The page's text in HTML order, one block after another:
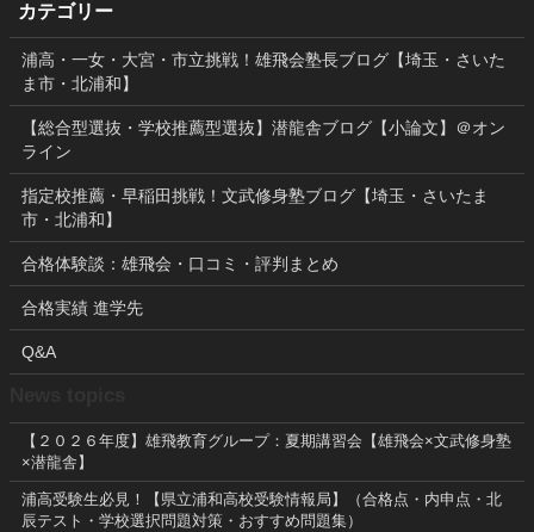
カテゴリー
浦高・一女・大宮・市立挑戦！雄飛会塾長ブログ【埼玉・さいた
ま市・北浦和】
【総合型選抜・学校推薦型選抜】潜龍舎ブログ【小論文】＠オン
ライン
指定校推薦・早稲田挑戦！文武修身塾ブログ【埼玉・さいたま
市・北浦和】
合格体験談：雄飛会・口コミ・評判まとめ
合格実績 進学先
Q&A
【２０２６年度】雄飛教育グループ：夏期講習会【雄飛会×文武修身塾
×潜龍舎】
浦高受験生必見！【県立浦和高校受験情報局】（合格点・内申点・北
辰テスト・学校選択問題対策・おすすめ問題集）